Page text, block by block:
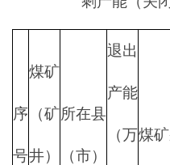
序
号
煤矿
（矿
井）
所在县
（市）
退出
产能
（万煤